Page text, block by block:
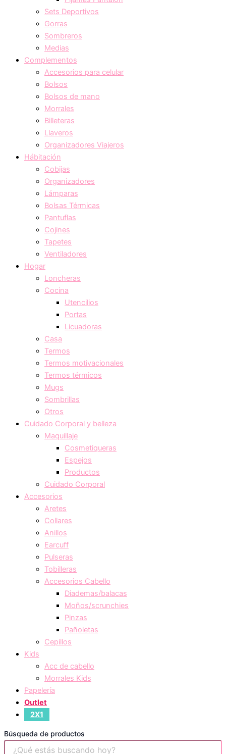
Sets Deportivos
Gorras
Sombreros
Medias
Complementos
Accesorios para celular
Bolsos
Bolsos de mano
Morrales
Billeteras
Llaveros
Organizadores Viajeros
Hábitación
Cobijas
Organizadores
Lámparas
Bolsas Térmicas
Pantuflas
Cojines
Tapetes
Ventiladores
Hogar
Loncheras
Cocina
Utencilios
Portas
Licuadoras
Casa
Termos
Termos motivacionales
Termos térmicos
Mugs
Sombrillas
Otros
Cuidado Corporal y belleza
Maquillaje
Cosmetiqueras
Espejos
Productos
Cuidado Corporal
Accesorios
Aretes
Collares
Anillos
Earcuff
Pulseras
Tobilleras
Accesorios Cabello
Diademas/balacas
Moños/scrunchies
Pinzas
Pañoletas
Cepillos
Kids
Acc de cabello
Morrales Kids
Papelería
Outlet
2X1
Búsqueda de productos